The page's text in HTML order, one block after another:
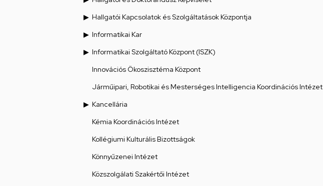
Hallgatói Kapcsolatok és Szolgáltatások Központja
Informatikai Kar
Informatikai Szolgáltató Központ (ISZK)
Innovációs Ökoszisztéma Központ
Járműipari, Robotikai és Mesterséges Intelligencia Koordinációs Intézet
Kancellária
Kémia Koordinációs Intézet
Kollégiumi Kulturális Bizottságok
Könnyűzenei Intézet
Közszolgálati Szakértői Intézet